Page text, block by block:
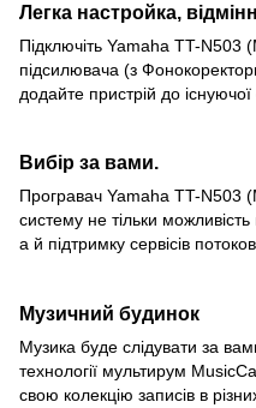
Легка настройка,
Підключіть Yamaha TT-N503
підсилювача (з
додайте пристрій до
Вибір за вами.
Програвач Yamaha TT-N503
систему не тільки можливість
а й підтримку сервісів
Музичний будинок
Музика буде слідувати за
технології мультирум
свою колекцію записів в